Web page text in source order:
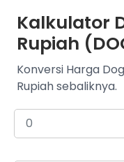
Kalkulator
Rupiah
Konversi Harga
Rupiah sebaliknya.